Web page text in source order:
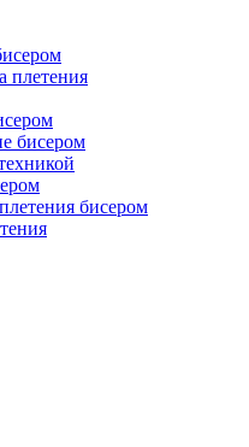
плетения
бисером
бисером